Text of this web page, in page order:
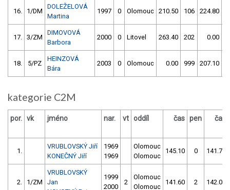
16. 1/DM
DOLEŽELOVÁ
Martina
1997 0 Olomouc 210.50 106 224.80
17. 3/ZM
DIMOVOVÁ
Barbora
2000 0 Litovel 263.40 202 0.00
18. 5/PZ
HEINZOVÁ
Bára
2003 0 Olomouc 0.00 999 207.10
kategorie C2M
por. vk jméno nar. vt oddíl čas pen čas
1.
VRUBLOVSKÝ Jiří
KONEČNÝ Jiří
1969
1969
Olomouc
Olomouc
145.10 0 141.70
2. 1/ZM
VRUBLOVSKÝ
Jan
1999
2000
2
Olomouc
Olomouc
141.60 2 142.00